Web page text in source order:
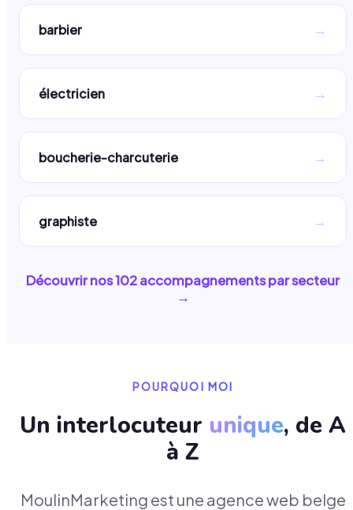
barbier →
électricien →
boucherie-charcuterie →
graphiste →
Découvrir nos102accompagnements par secteur
→
POURQUOI MOI
Un interlocuteur unique, de A
à Z
MoulinMarketing est une agence web belge